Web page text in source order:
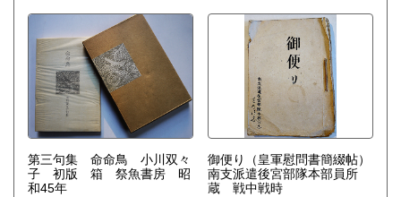
第三句集 命命鳥 小川双々
子 初版 箱 祭魚書房 昭
和45年
御便り（皇軍慰問書簡綴帖）
南支派遣後宮部隊本部員所
蔵 戦中戦時